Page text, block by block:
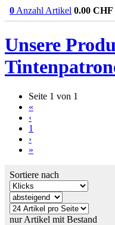
0 Anzahl Artikel 0.00 CHF
Unsere
Seite 1 von 1
«
‹
1
›
»
Sortiere nach
nur Artikel mit Bestand